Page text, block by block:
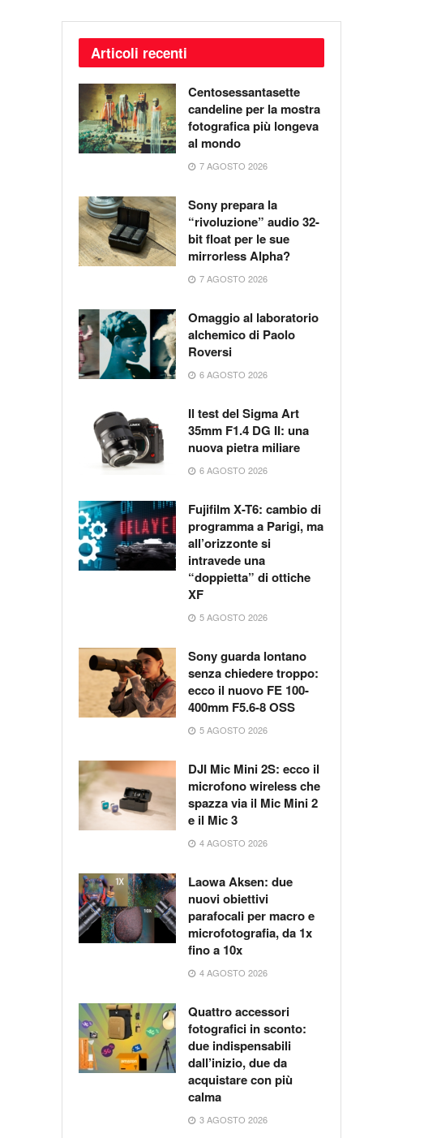
Articoli recenti
Centosessantasette
candeline per la mostra
fotografica più longeva
al mondo
7 AGOSTO 2026
Sony prepara la
“rivoluzione” audio 32-
bit float per le sue
mirrorless Alpha?
7 AGOSTO 2026
Omaggio al laboratorio
alchemico di Paolo
Roversi
6 AGOSTO 2026
Il test del Sigma Art
35mm F1.4 DG II: una
nuova pietra miliare
6 AGOSTO 2026
Fujifilm X-T6: cambio di
programma a Parigi, ma
all’orizzonte si
intravede una
“doppietta” di ottiche
XF
5 AGOSTO 2026
Sony guarda lontano
senza chiedere troppo:
ecco il nuovo FE 100-
400mm F5.6-8 OSS
5 AGOSTO 2026
DJI Mic Mini 2S: ecco il
microfono wireless che
spazza via il Mic Mini 2
e il Mic 3
4 AGOSTO 2026
Laowa Aksen: due
nuovi obiettivi
parafocali per macro e
microfotografia, da 1x
fino a 10x
4 AGOSTO 2026
Quattro accessori
fotografici in sconto:
due indispensabili
dall’inizio, due da
acquistare con più
calma
3 AGOSTO 2026